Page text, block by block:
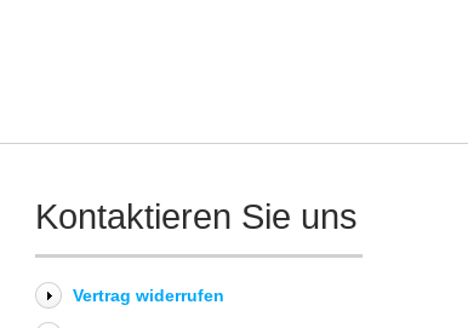
Kontaktieren Sie uns
Vertrag widerrufen